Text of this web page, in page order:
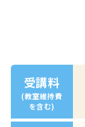
受講料
(教室維持費
を含む)